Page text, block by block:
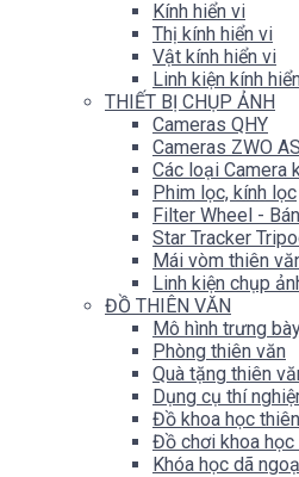
Kính hiển vi
Thị kính hiển vi
Vật kính hiển vi
Linh kiện kính
THIẾT BỊ CHỤP ẢNH
Cameras QHY
Cameras ZWO
Các loại Camera
Phim lọc, kính lọc
Filter Wheel -
Star Tracker
Mái vòm thiên
Linh kiện chụp
ĐỒ THIÊN VĂN
Mô hình trưng
Phòng thiên văn
Quà tặng thiên
Dụng cụ thí
Đồ khoa học
Đồ chơi khoa
Khóa học dã